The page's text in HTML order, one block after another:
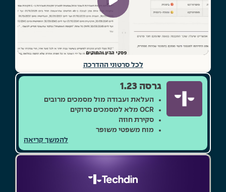
לכל סרטוני ההדרכה
גרסה 1.23
העלאת ועבודה מול מסמכים מרובים
OCR מלא למסמכים סרוקים
סקירת חוזה
מוח משפטי משופר
להמשך קריאה